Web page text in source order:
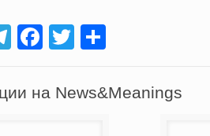
Telegram
Facebook
Twitter
на News&Meanings